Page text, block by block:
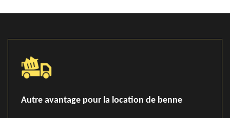
Autre avantage pour la location de benne